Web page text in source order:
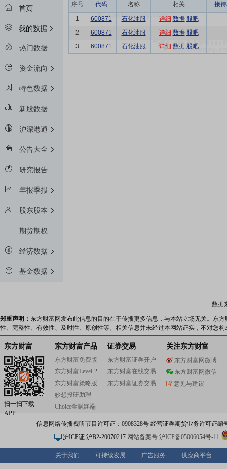
首页
我的数据
热门数据
资金流向
特色数据
新股数据
沪深港通
公告大全
研究报告
年报季报
股东股本
期货期权
经济数据
基金数据
序号 代码 名称 相关 接
1 600871 石化油服 详细 数据 股吧
2
600871 石化油服 详细 数据 股吧
3
600871 石化油服 详细 数据 股吧
数据
郑重声明： 东方财富网发布此信息的目的在于传播更多信息，与本站立场无关。东
性、完整性、有效性、及时性、原创性等。相关信息并未经过本网站证实，不对您
东方财富
扫一扫下载
APP
东方财富产品
东方财富免费版
东方财富Level-2
东方财富策略版
妙想投研助理
Choice金融终端
证券交易
东方财富证券开户
东方财富在线交易
东方财富证券交易
关注东方财富
东方财富网微博
东方财富网微信
意见与建议
信息网络传播视听节目许可证：0908328号 经营证券期货业务许可证编
沪ICP证:沪B2-20070217 网站备案号:沪ICP备05006054号-11
关于我们 可持续发展 广告服务 供应商平台